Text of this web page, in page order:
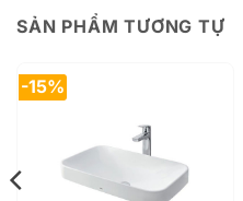
SẢN PHẨM TƯƠNG TỰ
-15%